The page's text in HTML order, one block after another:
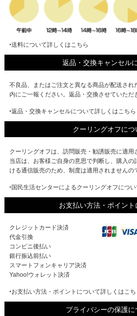
‣送料について詳しくはこちら
返品・交換キャンセル
不良品、またはご注文と異なる商品が配送され
内にご一報ください。返品・交換させていただ
‣返品・交換キャンセルについて詳しくはこちら
クーリングオフにつ
クーリングオフは、訪問販売・勧誘販売に適用
当店は、お客様ご自身の意思で判断し、購入
ける通信販売のため、制度は適用されませんの
‣国民生活センターによるクーリングオフにつ
お支払い方法・ポイント
クレジットカード決済
代金引換
コンビニ後払い
銀行振込前払い
スマートフォンキャリア決済
Yahoo!ウォレット決済
‣お支払い方法・ポイントについて詳しくはこち
プライバシーの保護に